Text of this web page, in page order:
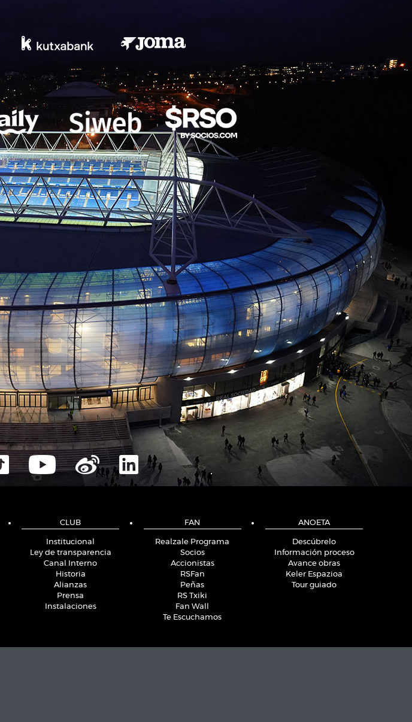
CLUB
Institucional
Ley de transparencia
Canal Interno
Historia
Alianzas
Prensa
Instalaciones
FAN
Realzale Programa
Socios
Accionistas
RSFan
Peñas
RS Txiki
Fan Wall
Te Escuchamos
ANOETA
Descúbrelo
Información proceso
Avance obras
Keler Espazioa
Tour guiado